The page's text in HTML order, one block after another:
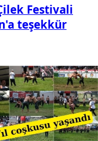
Festivali
teşekkür